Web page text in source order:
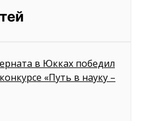
в Юкках победил
«Путь в науку –